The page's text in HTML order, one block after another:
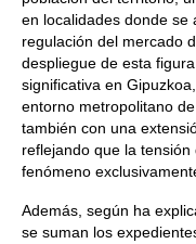
en localidades donde se
regulación del mercado
despliegue de esta
significativa en
entorno metropolitano
también con una
reflejando que la
fenómeno
Además, según ha
se suman los